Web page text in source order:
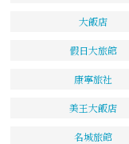
大飯店
假日大旅館
康寧旅社
美王大飯店
名城旅館